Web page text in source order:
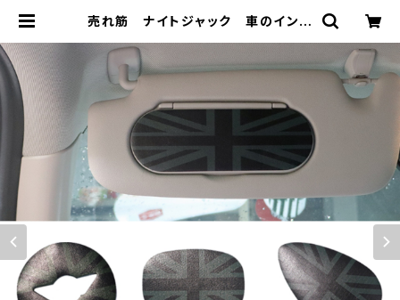
売れ筋 ナイトジャック 車のインテ
4 F55 F57 F60 ミニクーパーステッ
カーアクセサリー | 車＆バイクのアク
セサリーやパーツの事なら3万点以上